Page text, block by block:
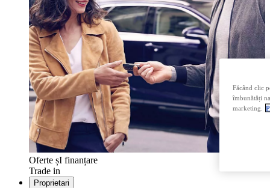
Oferte șI finanțare
Trade in
Proprietari
Făcând clic
îmbunătăți
marketing.